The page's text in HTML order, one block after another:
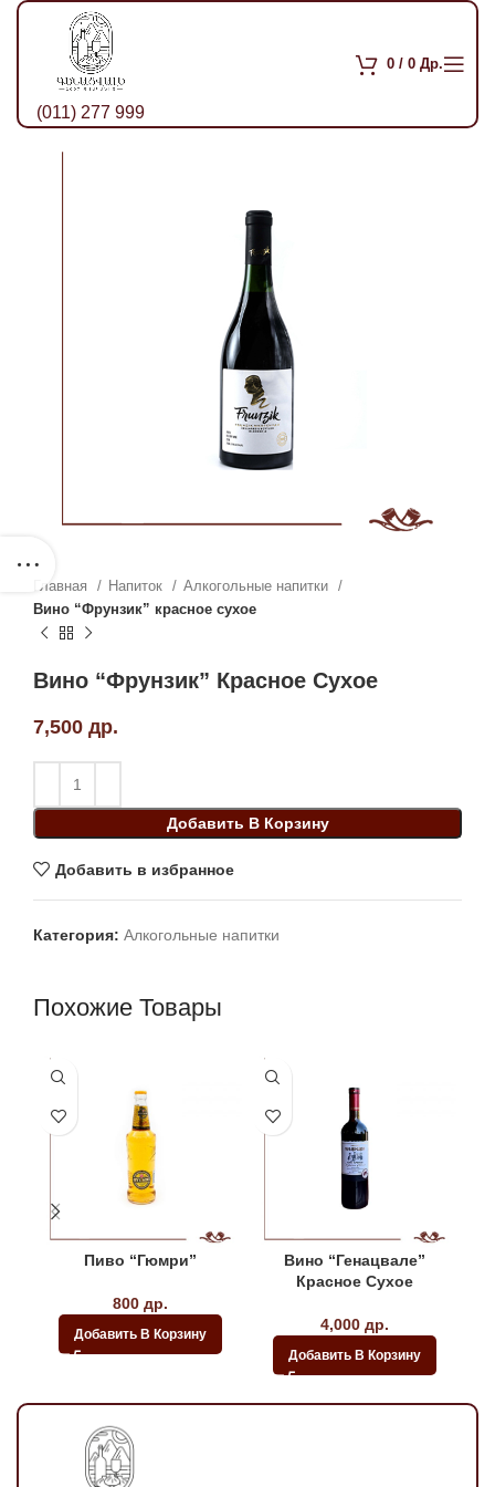
(011) 277 999
0 / 0 Др.
Главная Напиток
Алкогольные напитки
Вино “Фрунзик” красное сухое
Вино “Фрунзик” Красное Сухое
7,500 др.
Добавить В Корзину
Добавить в избранное
Категория: Алкогольные напитки
Похожие Товары
Пиво “Гюмри”
800 др.
Добавить В Корзину
Вино “Генацвале”
Красное Сухое
4,000 др.
Добавить В Корзину